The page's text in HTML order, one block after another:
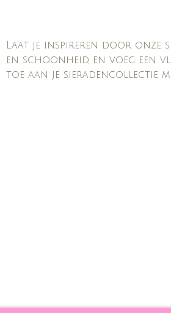
Laat je inspireren door onze
en schoonheid, en voeg een
toe aan je sieradencollectie